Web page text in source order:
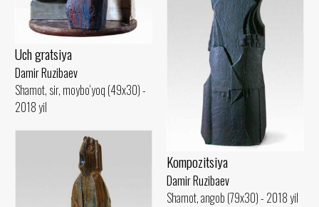
Uch gratsiya
Damir Ruzibaev
Shamot, sir, moybo‘yoq (49x30) -
2018 yil
Kompozitsiya
Damir Ruzibaev
Shamot, angob (79x30) - 2018 yil